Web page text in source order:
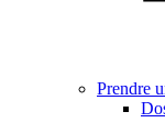
Prendre